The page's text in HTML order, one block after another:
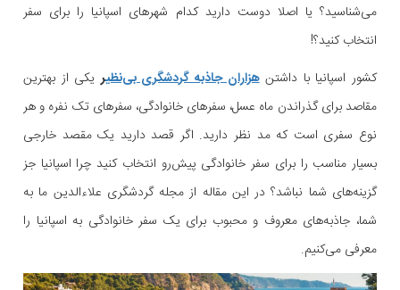
می‌شناسید؟ یا اصلا دوست دارید کدام شهرهای اسپانیا را برای سفر
انتخاب کنید؟!
کشور اسپانیا با داشتنهزاران جاذبه گردشگری بی‌نظیریکی از بهترین
مقاصد برای گذراندن ماه عسل، سفرهای خانوادگی، سفرهای تک نفره و هر
نوع سفری است که مد نظر دارید. اگر قصد دارید یک مقصد خارجی
بسیار مناسب را برای سفر خانوادگی پیش‌رو انتخاب کنید چرا اسپانیا جز
گزینه‌های شما نباشد؟ در این مقاله از مجله گردشگری علاءالدین ما به
شما، جاذبه‌های معروف و محبوب برای یک سفر خانوادگی به اسپانیا را
معرفی می‌کنیم.